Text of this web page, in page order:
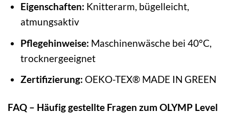
Eigenschaften: Knitterarm, bügelleicht,
atmungsaktiv
Pflegehinweise: Maschinenwäsche bei 40°C,
trocknergeeignet
Zertifizierung: OEKO-TEX® MADE IN GREEN
FAQ – Häufig gestellte Fragen zum OLYMP Level